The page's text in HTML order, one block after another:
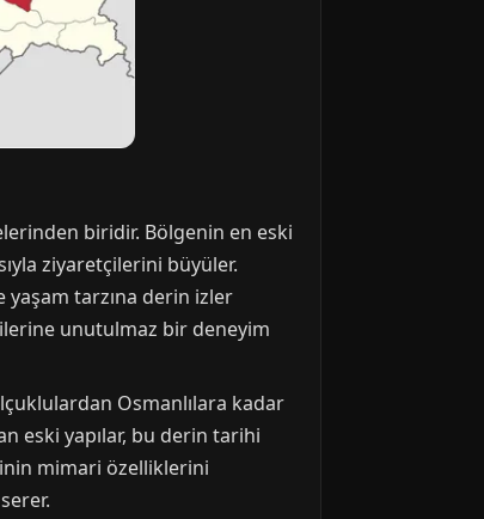
biridir. Bölgenin en eski
ziyaretçilerini büyüler.
yaşam tarzına derin izler
unutulmaz bir deneyim
Osmanlılara kadar
eski yapılar, bu derin tarihi
mimari özelliklerini